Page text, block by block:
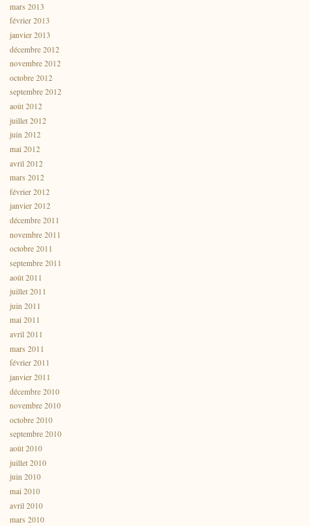
mars 2013
février 2013
janvier 2013
décembre 2012
novembre 2012
octobre 2012
septembre 2012
août 2012
juillet 2012
juin 2012
mai 2012
avril 2012
mars 2012
février 2012
janvier 2012
décembre 2011
novembre 2011
octobre 2011
septembre 2011
août 2011
juillet 2011
juin 2011
mai 2011
avril 2011
mars 2011
février 2011
janvier 2011
décembre 2010
novembre 2010
octobre 2010
septembre 2010
août 2010
juillet 2010
juin 2010
mai 2010
avril 2010
mars 2010